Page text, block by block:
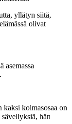
yllätyn siitä,
olivat
asemassa
kaksi kolmasosaa on
hän